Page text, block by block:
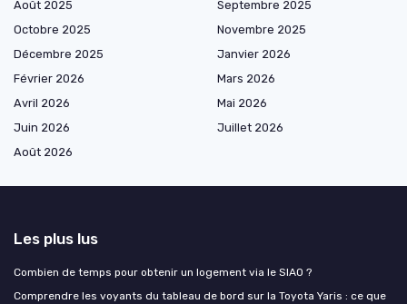
Août 2025
Septembre 2025
Octobre 2025
Novembre 2025
Décembre 2025
Janvier 2026
Février 2026
Mars 2026
Avril 2026
Mai 2026
Juin 2026
Juillet 2026
Août 2026
Les plus lus
Combien de temps pour obtenir un logement via le SIAO ?
Comprendre les voyants du tableau de bord sur la Toyota Yaris : ce que